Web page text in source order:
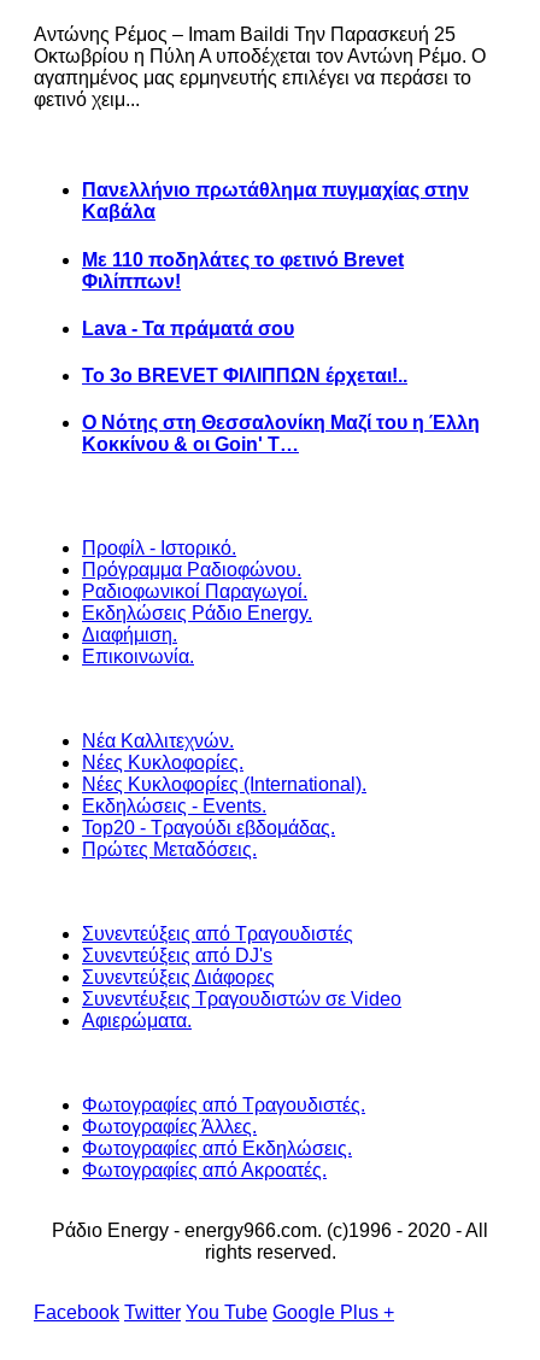
Αντώνης Ρέμος – Imam Baildi Την Παρασκευή 25
Οκτωβρίου η Πύλη Α υποδέχεται τον Αντώνη Ρέμο. Ο
αγαπημένος μας ερμηνευτής επιλέγει να περάσει το
φετινό χειμ...
Πανελλήνιο πρωτάθλημα πυγμαχίας στην
Καβάλα
Με 110 ποδηλάτες το φετινό Brevet
Φιλίππων!
Lava - Τα πράματά σου
Το 3ο BREVET ΦΙΛΙΠΠΩΝ έρχεται!..
Ο Νότης στη Θεσσαλονίκη Μαζί του η Έλλη
Κοκκίνου & οι Goin' T…
Προφίλ - Ιστορικό.
Πρόγραμμα Ραδιοφώνου.
Ραδιοφωνικοί Παραγωγοί.
Εκδηλώσεις Ράδιο Energy.
Διαφήμιση.
Επικοινωνία.
Νέα Καλλιτεχνών.
Νέες Κυκλοφορίες.
Νέες Κυκλοφορίες (International).
Εκδηλώσεις - Events.
Top20 - Τραγούδι εβδομάδας.
Πρώτες Μεταδόσεις.
Συνεντεύξεις από Τραγουδιστές
Συνεντεύξεις από DJ's
Συνεντεύξεις Διάφορες
Συνεντέυξεις Τραγουδιστών σε Video
Αφιερώματα.
Φωτογραφίες από Τραγουδιστές.
Φωτογραφίες Άλλες.
Φωτογραφίες από Εκδηλώσεις.
Φωτογραφίες από Ακροατές.
Ράδιο Energy - energy966.com. (c)1996 - 2020 - All
rights reserved.
Facebook Twitter You Tube Google Plus +